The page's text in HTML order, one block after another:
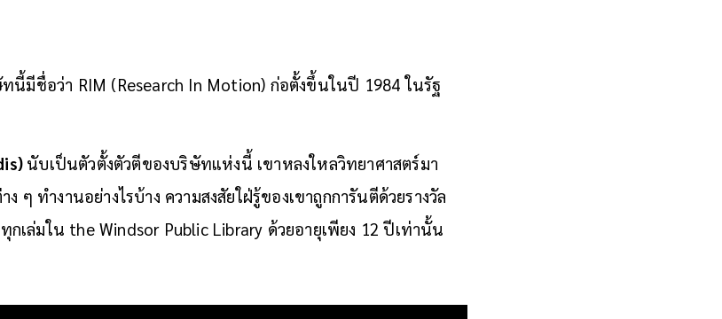
นี้มีชื่อว่า RIM (Research In Motion) ก่อตั้งขึ้นในปี 1984 ในรัฐ
นับเป็นตัวตั้งตัวตีของบริษัทแห่งนี้ เขาหลงใหลวิทยาศาสตร์มา
ง ๆ ทำงานอย่างไรบ้าง ความสงสัยใฝ่รู้ของเขาถูกการันตีด้วยรางวัล
เล่มใน the Windsor Public Library ด้วยอายุเพียง 12 ปีเท่านั้น